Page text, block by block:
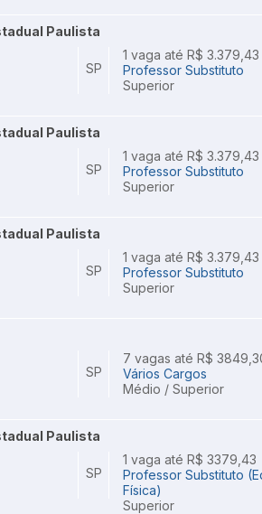
Paulista
SP
1 vaga até R$ 3.379,43
Professor Substituto
Superior
Paulista
SP
1 vaga até R$ 3.379,43
Professor Substituto
Superior
Paulista
SP
1 vaga até R$ 3.379,43
Professor Substituto
Superior
SP
7 vagas até R$
Vários Cargos
Médio / Superior
Paulista
SP
1 vaga até R$ 3379,43
Professor Substituto
Física)
Superior